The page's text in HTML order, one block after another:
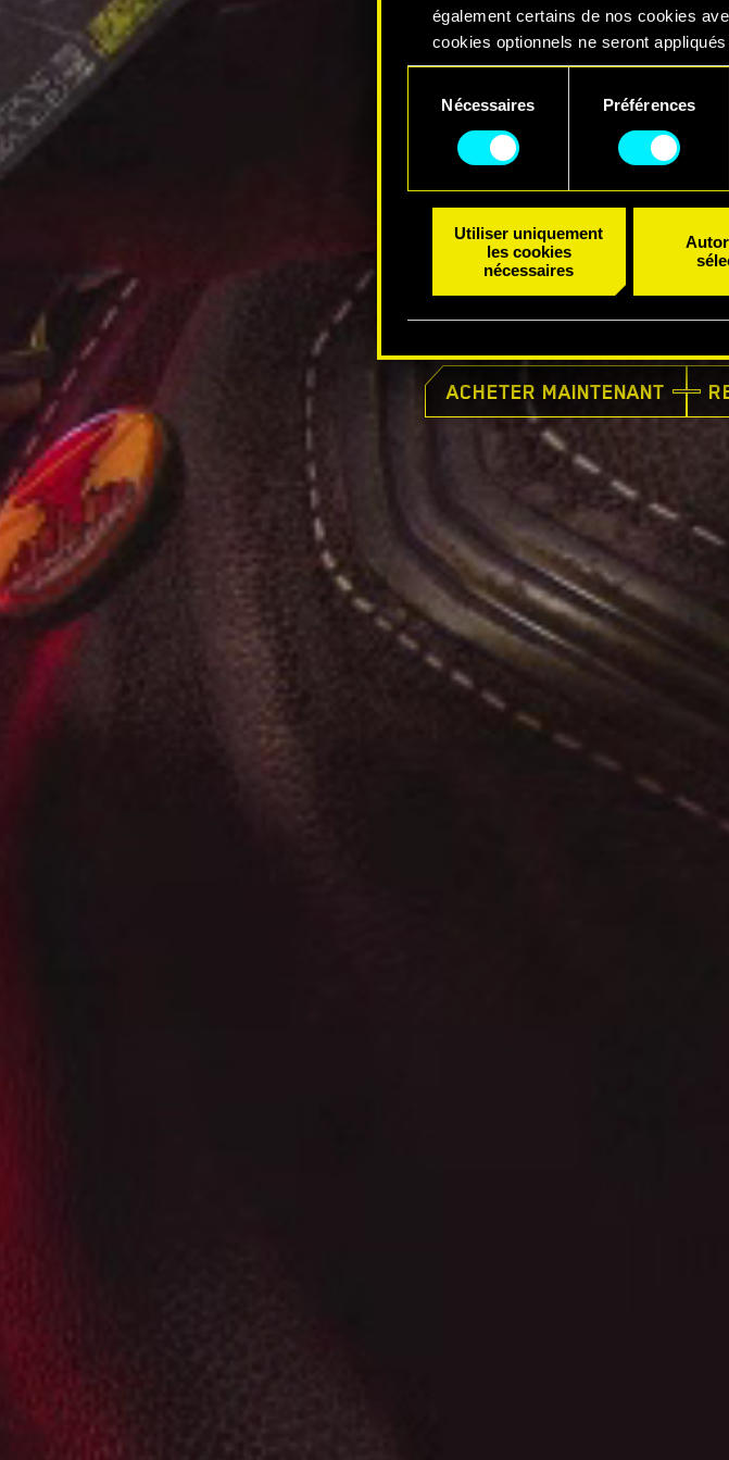
également certains de nos cookies
cookies optionnels ne seront
Vous pouvez consulter tous les
modifier vos préférences dans le
consentement
Nécessaires Préférences
Utiliser uniquement
les cookies
nécessaires
DISPONIBLE
ACHETER MAINTENANT